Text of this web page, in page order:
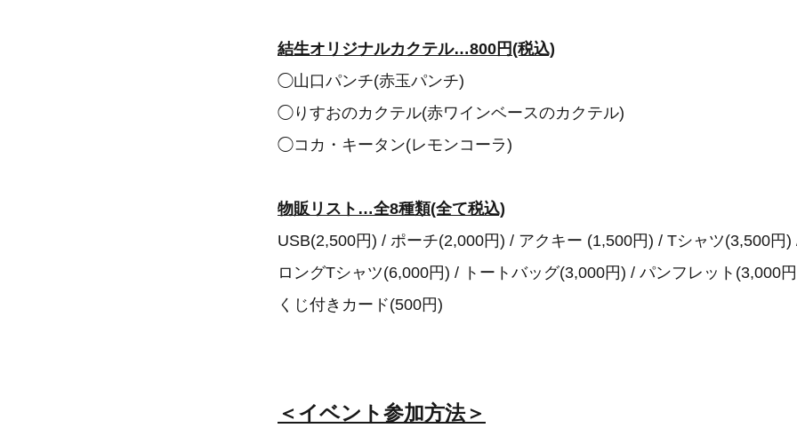
結生オリジナルカクテル…800円(税込)
◯山口パンチ(赤玉パンチ)
◯りすおのカクテル(赤ワインベースのカクテル)
◯コカ・キータン(レモンコーラ)
物販リスト…全8種類(全て税込)
USB(2,500円) / ポーチ(2,000円) / アクキー (1,500円) / Tシャツ(3,500円)
ロングTシャツ(6,000円) / トートバッグ(3,000円) / パンフレット(3,000
くじ付きカード(500円)
＜イベント参加方法＞